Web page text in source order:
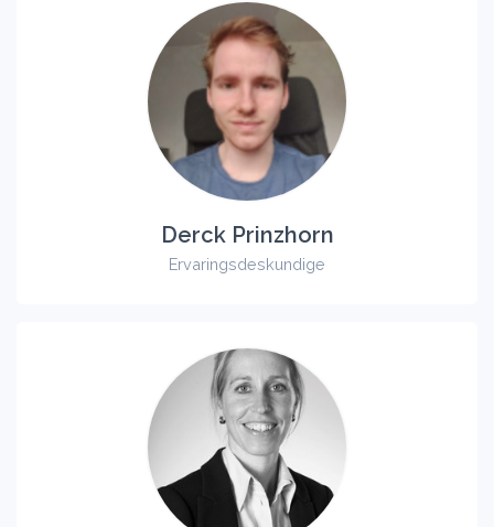
Derck Prinzhorn
Ervaringsdeskundige